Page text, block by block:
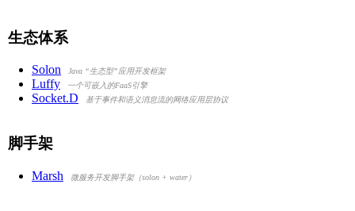
生态体系
Solon Java “生态型”应用开发框架
Luffy 一个可嵌入的FaaS引擎
Socket.D 基于事件和语义消息流的网络应用层协议
脚手架
Marsh 微服务开发脚手架（solon + water）